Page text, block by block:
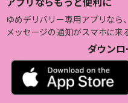
ゆめデリバリー専用アプリなら、
メッセージの通知がスマホに来
ダウンロ